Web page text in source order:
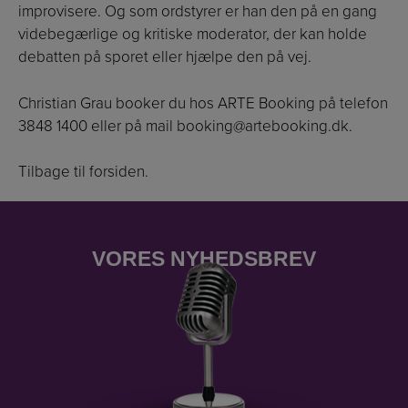
improvisere. Og som ordstyrer er han den på en gang
videbegærlige og kritiske moderator, der kan holde
debatten på sporet eller hjælpe den på vej.
Christian Grau booker du hos ARTE Booking på telefon
3848 1400 eller på mail booking@artebooking.dk.
Tilbage til forsiden.
VORES NYHEDSBREV